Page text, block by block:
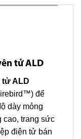
tử ALD
tử ALD
để
dày mỏng
cao, trang sức
điện tử bán